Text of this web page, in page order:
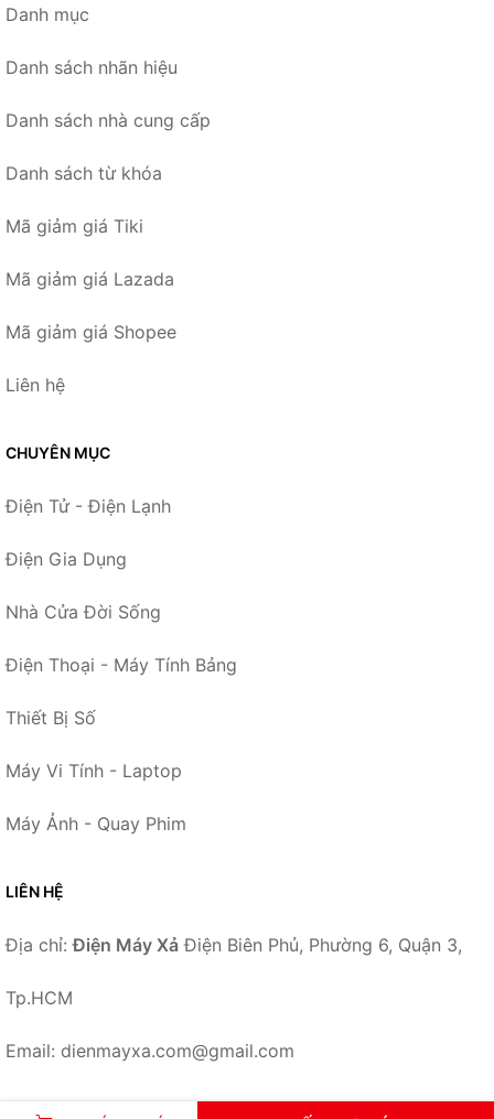
Danh mục
Danh sách nhãn hiệu
Danh sách nhà cung cấp
Danh sách từ khóa
Mã giảm giá Tiki
Mã giảm giá Lazada
Mã giảm giá Shopee
Liên hệ
CHUYÊN MỤC
Điện Tử - Điện Lạnh
Điện Gia Dụng
Nhà Cửa Đời Sống
Điện Thoại - Máy Tính Bảng
Thiết Bị Số
Máy Vi Tính - Laptop
Máy Ảnh - Quay Phim
LIÊN HỆ
Địa chỉ:Điện Máy Xả Điện Biên Phủ, Phường 6, Quận 3,
Tp.HCM
Email: dienmayxa.com@gmail.com